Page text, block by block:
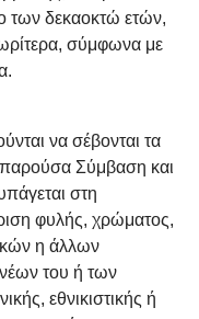
των δεκαοκτώ ετών,
σύμφωνα με
να σέβονται τα
παρούσα Σύμβαση και
στη
φυλής, χρώματος,
η άλλων
του ή των
εθνικιστικής ή